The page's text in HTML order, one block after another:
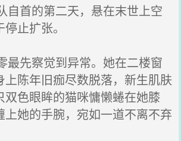
首的第二天，悬在末世上空
止扩张。
先察觉到异常。她在二楼窗
上陈年旧痂尽数脱落，新生肌肤
双色眼眸的猫咪慵懒蜷在她膝
上她的手腕，宛如一道不离不弃